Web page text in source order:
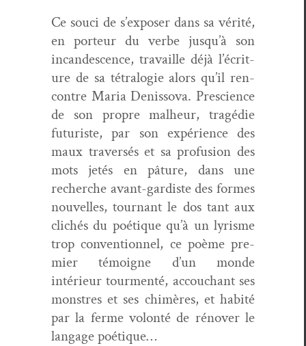
Ce souci de s’ex­pos­er dans sa vérité,
en por­teur du verbe jusqu’à son
incan­des­cence, tra­vaille déjà l’écri­t­
ure de sa tétralo­gie alors qu’il ren­
con­tre Maria Denisso­va. Pre­science
de son pro­pre mal­heur, tragédie
futur­iste, par son expéri­ence des
maux tra­ver­sés et sa pro­fu­sion des
mots jetés en pâture, dans une
recherche avant-gardiste des formes
nou­velles, tour­nant le dos tant aux
clichés du poé­tique qu’à un lyrisme
trop con­ven­tion­nel, ce poème pre­
mier témoigne d’un monde
intérieur tour­men­té, accouchant ses
mon­stres et ses chimères, et habité
par la ferme volon­té de rénover le
lan­gage poétique…